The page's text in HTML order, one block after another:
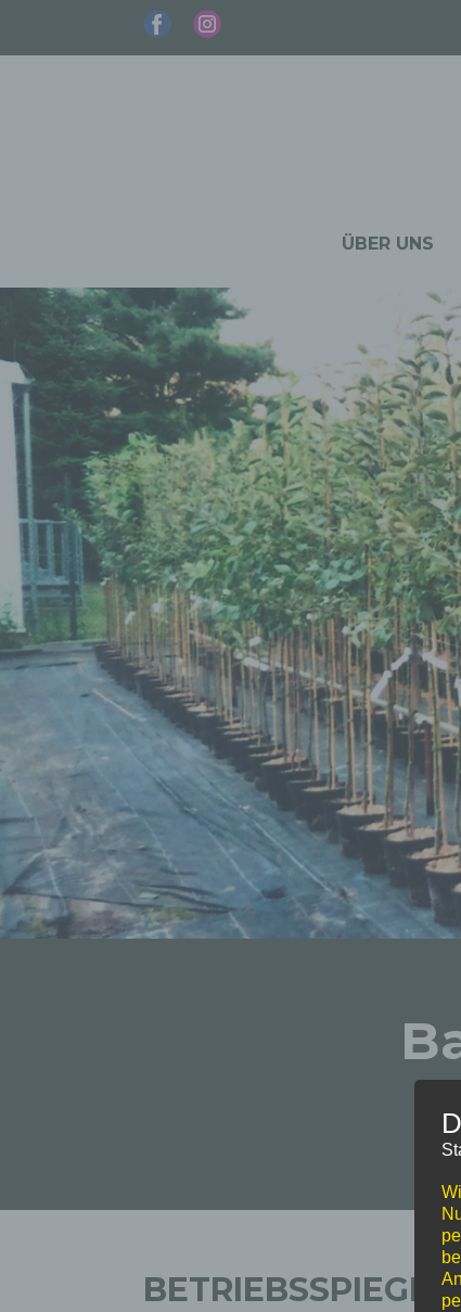
ÜBER UNS
BETRIEBSSPIE​GEL